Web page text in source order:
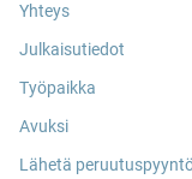
Yhteys
Julkaisutiedot
Työpaikka
Avuksi
Lähetä